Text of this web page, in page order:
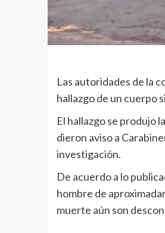
Las autoridades de la
hallazgo de un cuerpo
El hallazgo se produjo
dieron aviso a
investigación.
De acuerdo a lo
hombre de
muerte aún son